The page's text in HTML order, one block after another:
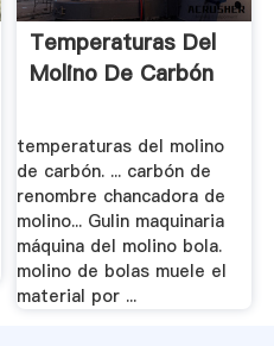
Temperaturas Del
Molino De Carbón
temperaturas del molino
de carbón. ... carbón de
renombre chancadora de
molino... Gulin maquinaria
máquina del molino bola.
molino de bolas muele el
material por ...